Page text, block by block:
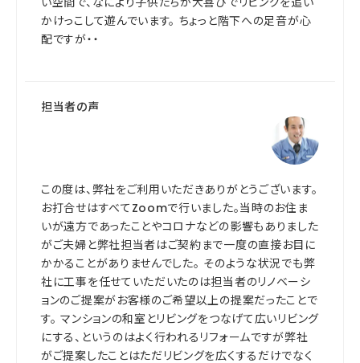
かけっこして遊んでいます。 ちょっと階下への足音が心
配ですが・・
担当者の声
この度は、弊社をご利用いただきありがとうございます。
お打合せはすべてZoomで行いました。当時のお住ま
いが遠方であったことやコロナなどの影響もありました
がご夫婦と弊社担当者はご契約まで一度の直接お目に
かかることがありませんでした。 そのような状況でも弊
社に工事を任せていただいたのは担当者のリノベーシ
ョンのご提案がお客様のご希望以上の提案だったことで
す。 マンションの和室とリビングをつなげて広いリビング
にする、というのはよく行われるリフォームですが弊社
がご提案したことはただリビングを広くするだけでなく